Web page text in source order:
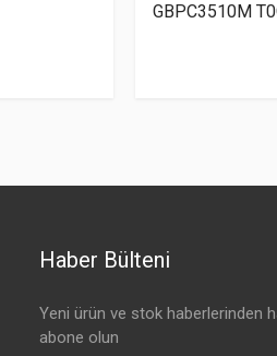
GBPC3510M
Haber Bülteni
Yeni ürün ve stok haberlerinden
abone olun